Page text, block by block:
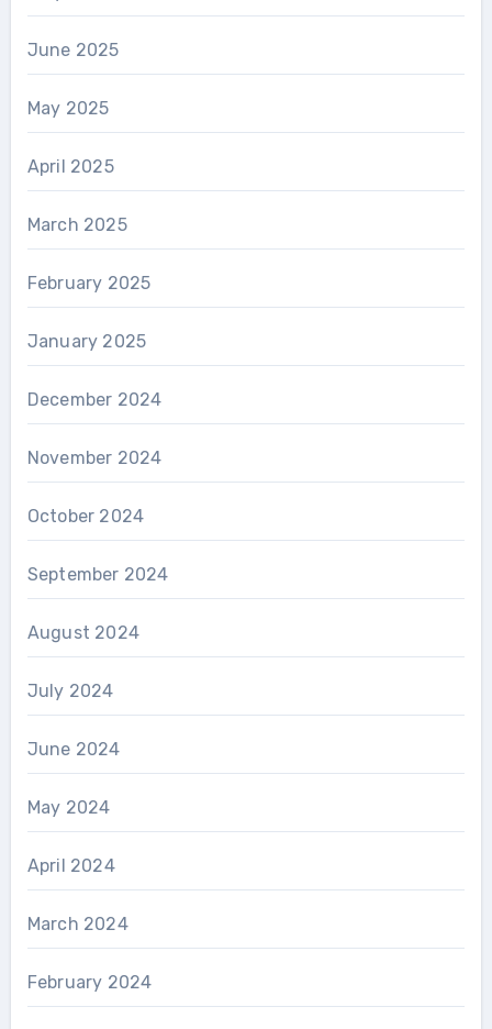
June 2025
May 2025
April 2025
March 2025
February 2025
January 2025
December 2024
November 2024
October 2024
September 2024
August 2024
July 2024
June 2024
May 2024
April 2024
March 2024
February 2024